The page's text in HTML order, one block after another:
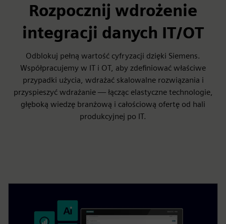
Rozpocznij wdrożenie
integracji danych IT/OT
Odblokuj pełną wartość cyfryzacji dzięki Siemens.
Współpracujemy w IT i OT, aby zdefiniować właściwe
przypadki użycia, wdrażać skalowalne rozwiązania i
przyspieszyć wdrażanie — łącząc elastyczne technologie,
głęboką wiedzę branżową i całościową ofertę od hali
produkcyjnej po IT.